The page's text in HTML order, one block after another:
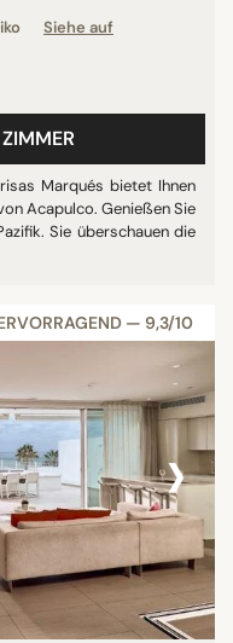
Siehe auf
Marqués bietet Ihnen
Acapulco. Genießen Sie
Sie überschauen die
— 9,3/10
›